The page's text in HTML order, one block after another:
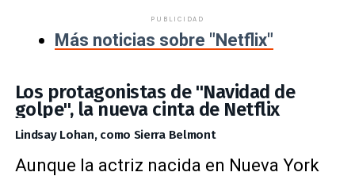
PUBLICIDAD
Más noticias sobre "Netflix"
Los protagonistas de "Navidad de
golpe", la nueva cinta de Netflix
Lindsay Lohan, como Sierra Belmont
Aunque la actriz nacida en Nueva York